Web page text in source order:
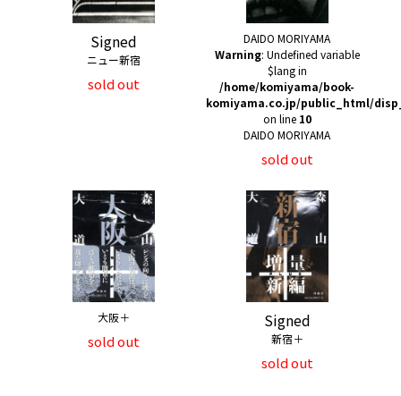
Signed
ニュー新宿
sold out
DAIDO MORIYAMA
Warning: Undefined variable
$lang in
/home/komiyama/book-
komiyama.co.jp/public_html/
on line 10
DAIDO MORIYAMA
sold out
大阪＋
sold out
Signed
新宿＋
sold out